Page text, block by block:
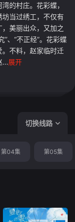
的村庄。花彩蝶，
当过绣工，不仅有
美丽出众，又加之
、“不正经”。花彩蝶
不料，赵家临时迁
...展开
切换线路
第04集 第05集